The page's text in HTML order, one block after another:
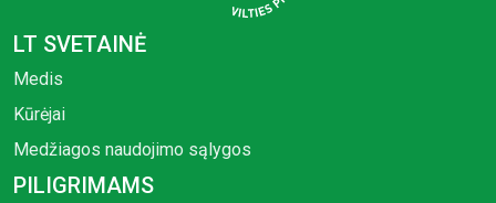
LT SVETAINĖ
Medis
Kūrėjai
Medžiagos naudojimo sąlygos
PILIGRIMAMS